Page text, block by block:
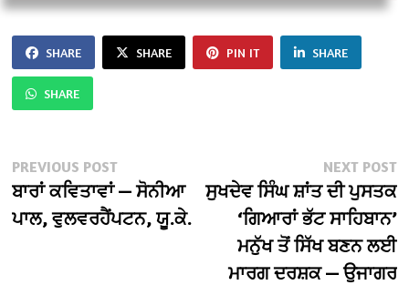
SHARE SHARE PIN IT SHARE
SHARE
Post
navigation
PREVIOUS POSTPrevious
post:
ਬਾਰਾਂ ਕਵਿਤਾਵਾਂ — ਸੋਨੀਆ
ਪਾਲ, ਵੁਲਵਰਹੈਂਪਟਨ, ਯੂ.ਕੇ.
NEXT POST
ਸੁਖਦੇਵ ਸਿੰਘ ਸ਼ਾਂਤ ਦੀ ਪੁਸਤਕ
‘ਗਿਆਰਾਂ ਭੱਟ ਸਾਹਿਬਾਨ’
ਮਨੁੱਖ ਤੋਂ ਸਿੱਖ ਬਣਨ ਲਈ
ਮਾਰਗ ਦਰਸ਼ਕ — ਉਜਾਗਰ